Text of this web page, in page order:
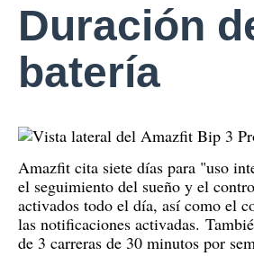
Duración
batería
Amazfit cita siete días para "uso
el seguimiento del sueño y el
activados todo el día, así como el
las notificaciones activadas.
de 3 carreras de 30 minutos por